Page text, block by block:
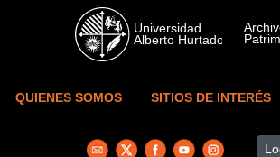
Skip to main content
QUIENES SOMOS SITIOS DE INTERÉS